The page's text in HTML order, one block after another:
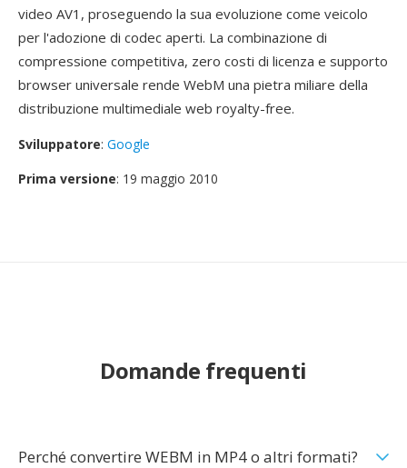
video AV1, proseguendo la sua evoluzione come veicolo
per l'adozione di codec aperti. La combinazione di
compressione competitiva, zero costi di licenza e supporto
browser universale rende WebM una pietra miliare della
distribuzione multimediale web royalty-free.
Sviluppatore: Google
Prima versione: 19 maggio 2010
Domande frequenti
Perché convertire WEBM in MP4 o altri formati?